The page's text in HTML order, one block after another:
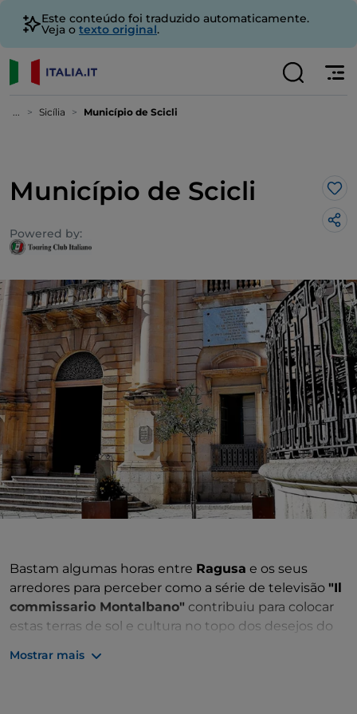
Este conteúdo foi traduzido automaticamente.
Veja o texto original.
... Sicília Município de Scicli
Município de Scicli
Powered by:
Bastam algumas horas entre Ragusa e os seus
arredores para perceber como a série de televisão "Il
commissario Montalbano" contribuiu para colocar
estas terras de sol e cultura no topo dos desejos do
Mostrar mais